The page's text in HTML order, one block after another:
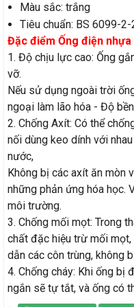
Màu sắc: trắng
Tiêu chuẩn: BS 6099-
Đặc điểm Ống điện
1. Độ chịu lực cao: Ống
vỡ.
Nếu sử dụng ngoài trời
ngoại làm lão hóa - Độ
2. Chống Axít: Có thể
nối dùng keo dính với
nước,
Không bị các axít ăn mòn
những phản ứng hóa học.
môi trường.
3. Chống mối mọt: Trong
chất đặc hiệu trừ mối
dẫn các côn trùng, không
4. Chống cháy: Khi ống bị
ngắn sẽ tự tắt, và ống có